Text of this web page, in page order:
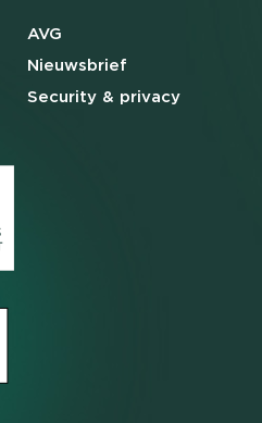
AVG
Nieuwsbrief
Security & privacy